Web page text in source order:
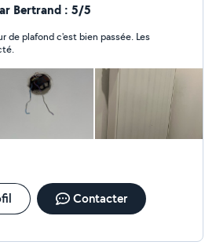
Bertrand : 5/5
de plafond c'est bien passée. Les
Contacter